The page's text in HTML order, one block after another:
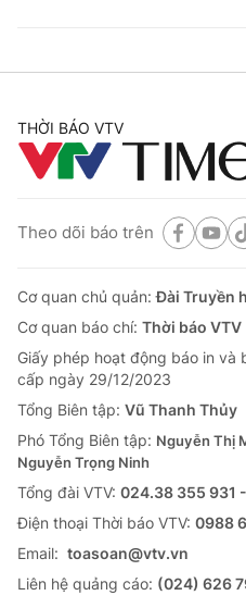
THỜI BÁO VTV
Theo dõi báo trên
Cơ quan chủ quản:Đài Truyền
Cơ quan báo chí: Thời báo VTV
Giấy phép hoạt động báo in và
cấp ngày 29/12/2023
Tổng Biên tập: Vũ Thanh Thủy
Phó Tổng Biên tập: Nguyễn Thị
Nguyễn Trọng Ninh
Tổng đài VTV: 024.38 355 931
Ðiện thoại Thời báo VTV: 0988
Email: toasoan@vtv.vn
Liên hệ quảng cáo: (024) 626